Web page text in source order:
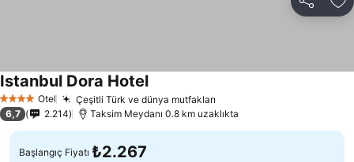
Paylaş
4 Yıldız Otel Çeşitli Türk ve dünya mutfakları
Istanbul Dora Hotel
6,7 2.214 Taksim Meydanı 0.8 km uzaklıkta
Başlangıç Fiyatı ₺2.267